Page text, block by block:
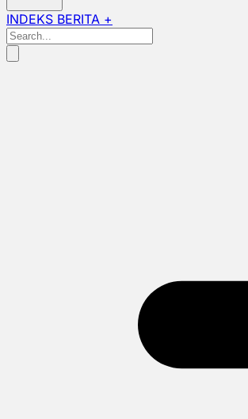
INDEKS BERITA +